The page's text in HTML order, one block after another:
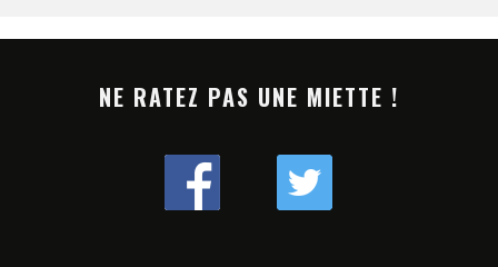
NE RATEZ PAS UNE MIETTE !